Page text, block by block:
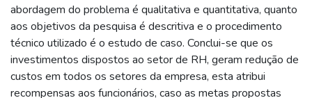
abordagem do problema é qualitativa e quantitativa, quanto
aos objetivos da pesquisa é descritiva e o procedimento
técnico utilizado é o estudo de caso. Conclui-se que os
investimentos dispostos ao setor de RH, geram redução de
custos em todos os setores da empresa, esta atribui
recompensas aos funcionários, caso as metas propostas